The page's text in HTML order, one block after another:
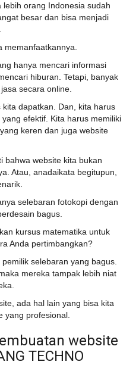
orang Indonesia sudah
besar dan bisa menjadi
memanfaatkannya.
hanya mencari informasi
hiburan. Tetapi, banyak
secara online.
dapatkan. Dan, kita harus
efektif. Kita harus memiliki
keren dan juga website
bahwa website kita bukan
Atau, anadaikata begitupun,
selebaran fotokopi dengan
bagus.
kursus matematika untuk
Anda pertimbangkan?
selebaran yang bagus.
mereka tampak lebih niat
ada hal lain yang bisa kita
yang profesional.
website
TECHNO